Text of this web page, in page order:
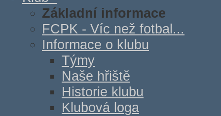
Základní informace
FCPK - Víc než fotbal...
Informace o klubu
Týmy
Naše hřiště
Historie klubu
Klubová loga